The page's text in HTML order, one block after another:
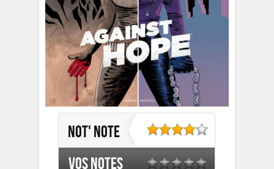
Not' note
Vos notes